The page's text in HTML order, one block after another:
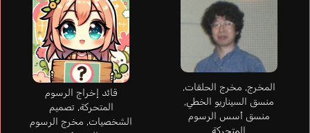
المخرج, مخرج الحلقات,
منسق السيناريو الخطي,
منسق أسس الرسوم
قائد إخراج الرسوم
المتحركة, تصميم
الشخصيات, مخرج الرسوم
Uma Saitou Momoko